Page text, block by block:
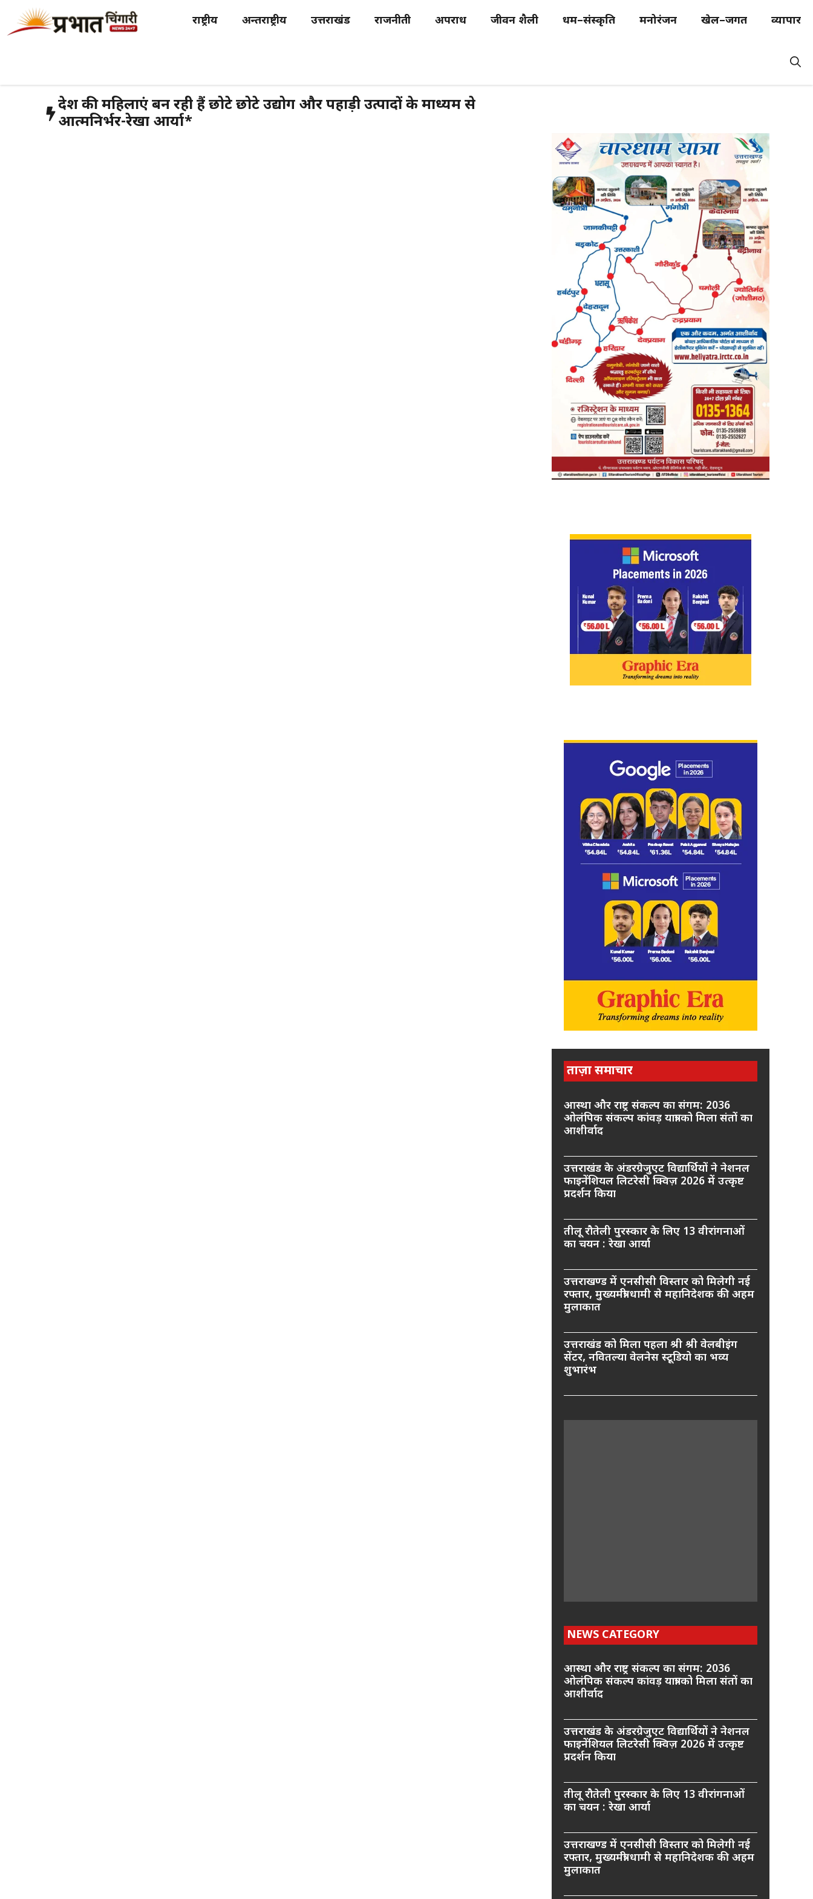
राष्ट्रीय अन्तर्राष्ट्रीय उत्तराखंड राजनीती अपराध जीवन शैली धर्म–संस्कृति मनोरंजन खेल–जगत व्यापार
प्रदेश की महिलाएं बन रही हैं छोटे छोटे उद्योग और पहाड़ी उत्पादों के माध्यम से
आत्मनिर्भर-रेखा आर्या*
ताज़ा समाचार
आस्था और राष्ट्र संकल्प का संगम: 2036
ओलंपिक संकल्प कांवड़ यात्रा को मिला संतों का
आशीर्वाद
उत्तराखंड के अंडरग्रेजुएट विद्यार्थियों ने नेशनल
फाइनेंशियल लिटरेसी क्विज़ 2026 में उत्कृष्ट
प्रदर्शन किया
तीलू रौतेली पुरस्कार के लिए 13 वीरांगनाओं
का चयन : रेखा आर्या
उत्तराखण्ड में एनसीसी विस्तार को मिलेगी नई
रफ्तार, मुख्यमंत्री धामी से महानिदेशक की अहम
मुलाकात
उत्तराखंड को मिला पहला श्री श्री वेलबीइंग
सेंटर, नवितल्या वेलनेस स्टूडियो का भव्य
शुभारंभ
NEWS CATEGORY
आस्था और राष्ट्र संकल्प का संगम: 2036
ओलंपिक संकल्प कांवड़ यात्रा को मिला संतों का
आशीर्वाद
उत्तराखंड के अंडरग्रेजुएट विद्यार्थियों ने नेशनल
फाइनेंशियल लिटरेसी क्विज़ 2026 में उत्कृष्ट
प्रदर्शन किया
तीलू रौतेली पुरस्कार के लिए 13 वीरांगनाओं
का चयन : रेखा आर्या
उत्तराखण्ड में एनसीसी विस्तार को मिलेगी नई
रफ्तार, मुख्यमंत्री धामी से महानिदेशक की अहम
मुलाकात